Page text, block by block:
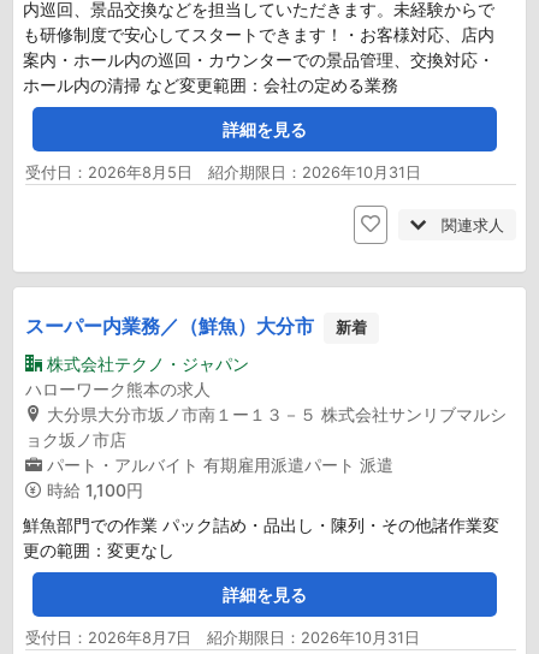
内巡回、景品交換などを担当していただきます。未経験からで
も研修制度で安心してスタートできます！・お客様対応、店内
案内・ホール内の巡回・カウンターでの景品管理、交換対応・
ホール内の清掃 など変更範囲：会社の定める業務
詳細を見る
受付日：2026年8月5日 紹介期限日：2026年10月31日
関連求人
スーパー内業務／（鮮魚）大分市 新着
株式会社テクノ・ジャパン
ハローワーク熊本の求人
大分県大分市坂ノ市南１ー１３－５ 株式会社サンリブマルシ
ョク坂ノ市店
パート・アルバイト 有期雇用派遣パート 派遣
時給 1,100円
鮮魚部門での作業 パック詰め・品出し・陳列・その他諸作業変
更の範囲：変更なし
詳細を見る
受付日：2026年8月7日 紹介期限日：2026年10月31日